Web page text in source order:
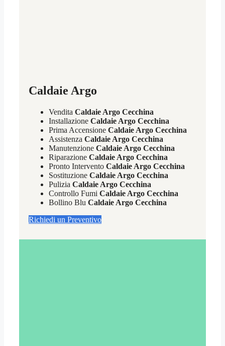
Caldaie Argo
Vendita Caldaie Argo Cecchina
Installazione Caldaie Argo Cecchina
Prima Accensione Caldaie Argo Cecchina
Assistenza Caldaie Argo Cecchina
Manutenzione Caldaie Argo Cecchina
Riparazione Caldaie Argo Cecchina
Pronto Intervento Caldaie Argo Cecchina
Sostituzione Caldaie Argo Cecchina
Pulizia Caldaie Argo Cecchina
Controllo Fumi Caldaie Argo Cecchina
Bollino Blu Caldaie Argo Cecchina
Richiedi un Preventivo